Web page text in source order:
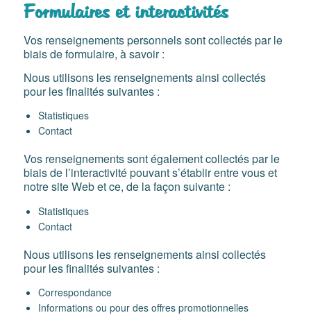
Formulaires et interactivités
Vos renseignements personnels sont collectés par le
biais de formulaire, à savoir :
Nous utilisons les renseignements ainsi collectés
pour les finalités suivantes :
Statistiques
Contact
Vos renseignements sont également collectés par le
biais de l’interactivité pouvant s’établir entre vous et
notre site Web et ce, de la façon suivante :
Statistiques
Contact
Nous utilisons les renseignements ainsi collectés
pour les finalités suivantes :
Correspondance
Informations ou pour des offres promotionnelles